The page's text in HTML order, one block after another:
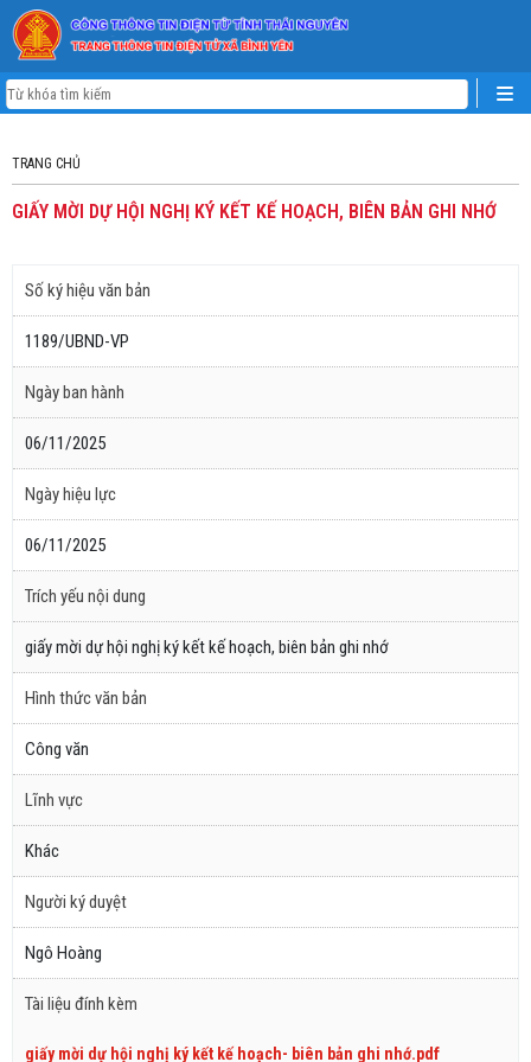
TRANG CHỦ
GIẤY MỜI DỰ HỘI NGHỊ KÝ KẾT KẾ HOẠCH, BIÊN BẢN GHI NHỚ
Số ký hiệu văn bản
1189/UBND-VP
Ngày ban hành
06/11/2025
Ngày hiệu lực
06/11/2025
Trích yếu nội dung
giấy mời dự hội nghị ký kết kế hoạch, biên bản ghi nhớ
Hình thức văn bản
Công văn
Lĩnh vực
Khác
Người ký duyệt
Ngô Hoàng
Tài liệu đính kèm
giấy mời dự hội nghị ký kết kế hoạch- biên bản ghi nhớ.pdf